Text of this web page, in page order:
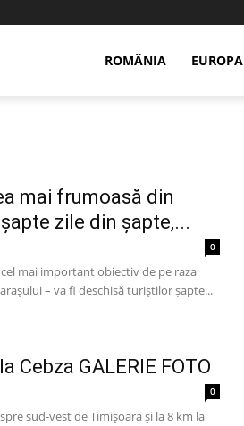
ROMÂNIA EUROPA
mai frumoasă din
zile din șapte,...
0
mai important obiectiv de pe raza
– va fi deschisă turiştilor șapte...
Cebza GALERIE FOTO
0
sud-vest de Timişoara şi la 8 km la